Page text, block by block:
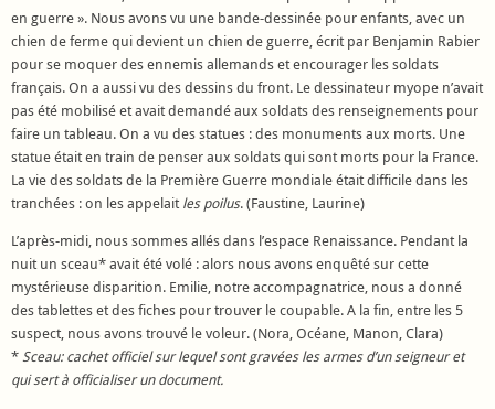
en guerre ». Nous avons vu une bande-dessinée pour enfants, avec un
chien de ferme qui devient un chien de guerre, écrit par Benjamin Rabier
pour se moquer des ennemis allemands et encourager les soldats
français. On a aussi vu des dessins du front. Le dessinateur myope n’avait
pas été mobilisé et avait demandé aux soldats des renseignements pour
faire un tableau. On a vu des statues : des monuments aux morts. Une
statue était en train de penser aux soldats qui sont morts pour la France.
La vie des soldats de la Première Guerre mondiale était difficile dans les
tranchées : on les appelaitles poilus. (Faustine, Laurine)
L’après-midi, nous sommes allés dans l’espace Renaissance. Pendant la
nuit un sceau* avait été volé : alors nous avons enquêté sur cette
mystérieuse disparition. Emilie, notre accompagnatrice, nous a donné
des tablettes et des fiches pour trouver le coupable. A la fin, entre les 5
suspect, nous avons trouvé le voleur. (Nora, Océane, Manon, Clara)
*Sceau: cachet officiel sur lequel sont gravées les armes d’un seigneur et
qui sert à officialiser un document.